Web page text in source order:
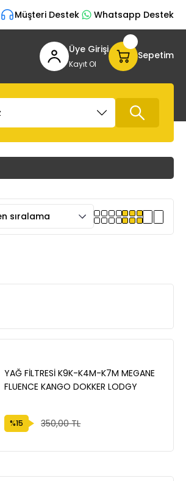
Müşteri Destek Whatsapp Destek
Üye Girişi
Kayıt Ol
Sepetim
YAĞ FİLTRESİ K9K-K4M-K7M MEGANE
FLUENCE KANGO DOKKER LODGY
%15 350,00 TL